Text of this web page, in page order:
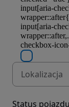
Lokalizacja
Status pojazdu